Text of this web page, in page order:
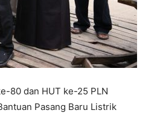
80 dan HUT ke-25 PLN
Pasang Baru Listrik